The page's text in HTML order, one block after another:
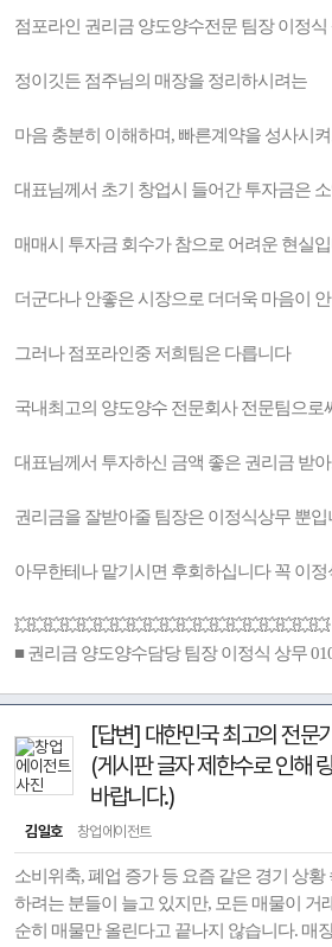
점포라인 권리금 양도양수전문 팀장 이정식
정이깃든 점주님의 매장을 정리하시려는
마음 충분히 이해하며, 빠른계약을 성사시
대표님께서 초기 창업시 들어간 투자금은
매매시 투자금 회수가 참으로 어려운 현실
더군다나 안좋은 시장으로 더더욱 마음이
그러나 점포라인중 저희팀은 다릅니다
국내최고의 양도양수 전문회사 전문팀으로
대표님께서 투자하신 금액 좋은 권리금 받
권리금을 잘받아줄 팀장은 이정식상무 뿐입
아무한테나 맡기시면 후회하십니다 꼭 이
💥💥💥💥💥💥💥💥💥💥💥💥💥💥💥💥💥💥💥
■ 권리금 양도양수담당 팀장 이정식 상무
[답변] 대한민국 최고의 전문
(게시판 글자 제한수로 인해
바랍니다.)
김일호 창업에이전트
소비위축, 폐업 증가 등 요즘 같은 경기 상황
하려는 분들이 늘고 있지만, 모든 매물이 거
순히 매물만 올린다고 끝나지 않습니다. 매